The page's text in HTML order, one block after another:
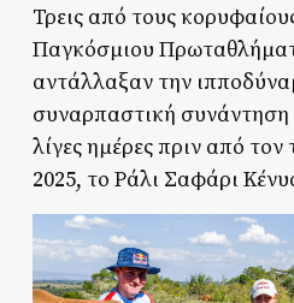
Τρεις από τους
Παγκόσμιου
αντάλλαξαν την
συναρπαστική
λίγες ημέρες πριν από τον
2025, το Ράλι Σαφάρι